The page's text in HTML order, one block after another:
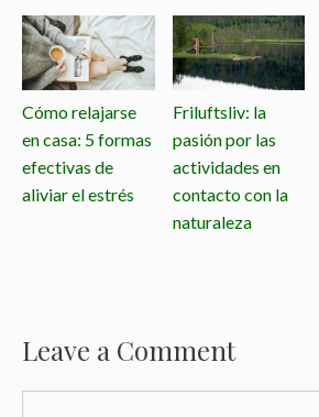
Cómo relajarse
en casa: 5 formas
efectivas de
aliviar el estrés
Friluftsliv: la
pasión por las
actividades en
contacto con la
naturaleza
Leave a Comment